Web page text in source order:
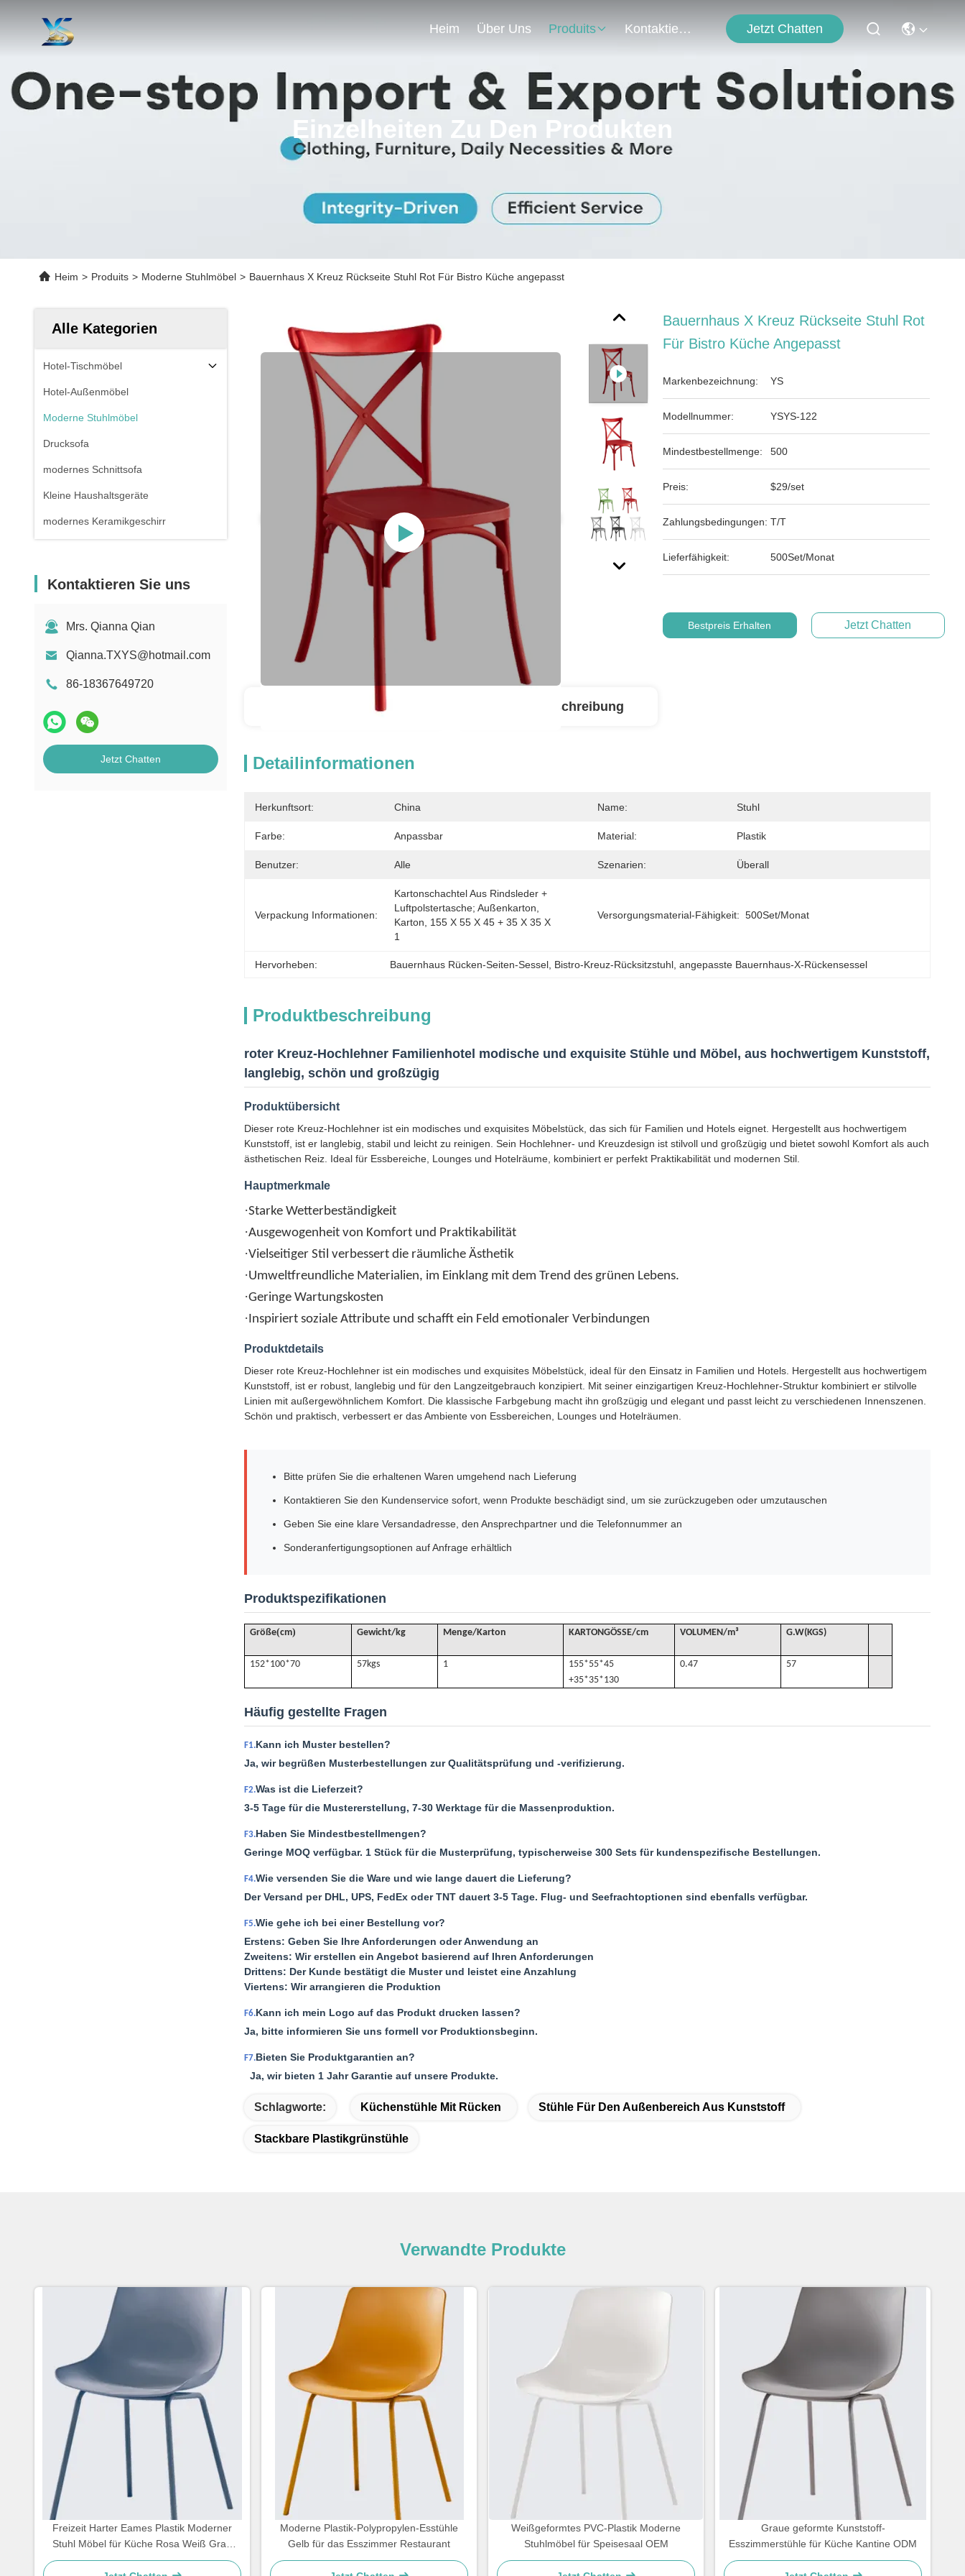
Heim Über Uns Produits Kontaktieren Sie Uns Jetzt Chatten
Einzelheiten Zu Den Produkten
Heim > Produits > Moderne Stuhlmöbel > Bauernhaus X Kreuz Rückseite Stuhl Rot Für Bistro Küche angepasst
Alle Kategorien
Hotel-Tischmöbel
Hotel-Außenmöbel
Moderne Stuhlmöbel
Drucksofa
modernes Schnittsofa
Kleine Haushaltsgeräte
modernes Keramikgeschirr
Kontaktieren Sie uns
Mrs. Qianna Qian
Qianna.TXYS@hotmail.com
86-18367649720
Jetzt Chatten
Bauernhaus X Kreuz Rückseite Stuhl Rot
Für Bistro Küche Angepasst
Markenbezeichnung: YS
Modellnummer: YSYS-122
Mindestbestellmenge: 500
Preis: $29/set
Zahlungsbedingungen: T/T
Lieferfähigkeit: 500Set/Monat
Bestpreis Erhalten Jetzt Chatten
Detailinformationen Produktbeschreibung
Detailinformationen
Herkunftsort: China Name: Stuhl
Farbe: Anpassbar Material: Plastik
Benutzer: Alle Szenarien: Überall
Verpackung Informationen:
Kartonschachtel Aus Rindsleder +
Luftpolstertasche; Außenkarton,
Karton, 155 X 55 X 45 + 35 X 35 X
1
Versorgungsmaterial-Fähigkeit: 500Set/Monat
Hervorheben: Bauernhaus Rücken-Seiten-Sessel Bistro-Kreuz-Rücksitzstuhl , angepasste Bauernhaus-X-Rückensessel
Produktbeschreibung
roter Kreuz-Hochlehner Familienhotel modische und exquisite Stühle und Möbel, aus hochwertigem Kunststoff,
langlebig, schön und großzügig
Produktübersicht
Dieser rote Kreuz-Hochlehner ist ein modisches und exquisites Möbelstück, das sich für Familien und Hotels eignet. Hergestellt aus hochwertigem
Kunststoff, ist er langlebig, stabil und leicht zu reinigen. Sein Hochlehner- und Kreuzdesign ist stilvoll und großzügig und bietet sowohl Komfort als auch
ästhetischen Reiz. Ideal für Essbereiche, Lounges und Hotelräume, kombiniert er perfekt Praktikabilität und modernen Stil.
Hauptmerkmale
·Starke Wetterbeständigkeit
·Ausgewogenheit von Komfort und Praktikabilität
·Vielseitiger Stil verbessert die räumliche Ästhetik
·Umweltfreundliche Materialien, im Einklang mit dem Trend des grünen Lebens.
·Geringe Wartungskosten
·Inspiriert soziale Attribute und schafft ein Feld emotionaler Verbindungen
Produktdetails
Dieser rote Kreuz-Hochlehner ist ein modisches und exquisites Möbelstück, ideal für den Einsatz in Familien und Hotels. Hergestellt aus hochwertigem
Kunststoff, ist er robust, langlebig und für den Langzeitgebrauch konzipiert. Mit seiner einzigartigen Kreuz-Hochlehner-Struktur kombiniert er stilvolle
Linien mit außergewöhnlichem Komfort. Die klassische Farbgebung macht ihn großzügig und elegant und passt leicht zu verschiedenen Innenszenen.
Schön und praktisch, verbessert er das Ambiente von Essbereichen, Lounges und Hotelräumen.
Bitte prüfen Sie die erhaltenen Waren umgehend nach Lieferung
Kontaktieren Sie den Kundenservice sofort, wenn Produkte beschädigt sind, um sie zurückzugeben oder umzutauschen
Geben Sie eine klare Versandadresse, den Ansprechpartner und die Telefonnummer an
Sonderanfertigungsoptionen auf Anfrage erhältlich
Produktspezifikationen
Größe(cm) Gewicht/kg Menge/Karton KARTONGÖSSE/cm VOLUMEN/m³ G.W(KGS)
152*100*70 57kgs 1
155*55*45
+35*35*130
0.47 57
Häufig gestellte Fragen
F1.Kann ich Muster bestellen?
Ja, wir begrüßen Musterbestellungen zur Qualitätsprüfung und -verifizierung.
F2.Was ist die Lieferzeit?
3-5 Tage für die Mustererstellung, 7-30 Werktage für die Massenproduktion.
F3.Haben Sie Mindestbestellmengen?
Geringe MOQ verfügbar. 1 Stück für die Musterprüfung, typischerweise 300 Sets für kundenspezifische Bestellungen.
F4.Wie versenden Sie die Ware und wie lange dauert die Lieferung?
Der Versand per DHL, UPS, FedEx oder TNT dauert 3-5 Tage. Flug- und Seefrachtoptionen sind ebenfalls verfügbar.
F5.Wie gehe ich bei einer Bestellung vor?
Erstens: Geben Sie Ihre Anforderungen oder Anwendung an
Zweitens: Wir erstellen ein Angebot basierend auf Ihren Anforderungen
Drittens: Der Kunde bestätigt die Muster und leistet eine Anzahlung
Viertens: Wir arrangieren die Produktion
F6.Kann ich mein Logo auf das Produkt drucken lassen?
Ja, bitte informieren Sie uns formell vor Produktionsbeginn.
F7.Bieten Sie Produktgarantien an?
Ja, wir bieten 1 Jahr Garantie auf unsere Produkte.
Schlagworte: Küchenstühle Mit Rücken Stühle Für Den Außenbereich Aus Kunststoff
Stackbare Plastikgrünstühle
Verwandte Produkte
Freizeit Harter Eames Plastik Moderner
Stuhl Möbel für Küche Rosa Weiß Grau
Blau
Moderne Plastik-Polypropylen-Esstühle
Gelb für das Esszimmer Restaurant
Weißgeformtes PVC-Plastik Moderne
Stuhlmöbel für Speisesaal OEM
Graue geformte Kunststoff-
Esszimmerstühle für Küche Kantine ODM